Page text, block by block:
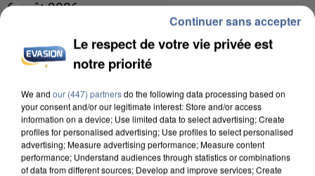
6 août 2026
Gabriel Attal et Raphaël Glucksmann visés par des
ingérences...
Sollicité, Sébastien Lecornu annonce un "travail
Le respect de votre vie privée est
notre priorité
We and our (447) partnersdo the following data processing based on
your consent and/or our legitimate interest: Store and/or access
information on a device; Use limited data to select advertising; Create
profiles for personalised advertising; Use profiles to select personalised
advertising; Measure advertising performance; Measure content
performance; Understand audiences through statistics or combinations
of data from different sources; Develop and improve services; Create
Continuer sans accepter